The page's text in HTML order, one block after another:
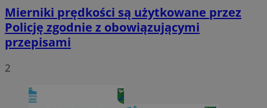
Mierniki prędkości są użytkowane przez
Policję zgodnie z obowiązującymi
przepisami
2